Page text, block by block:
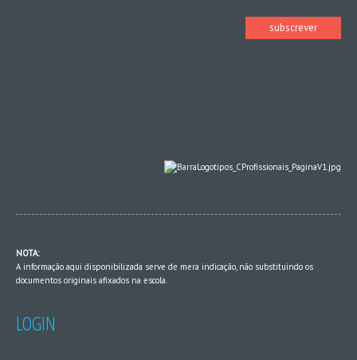
NOTA:
A informação aqui disponibilizada serve de mera indicação, não substituindo os
documentos originais afixados na escola.
LOGIN